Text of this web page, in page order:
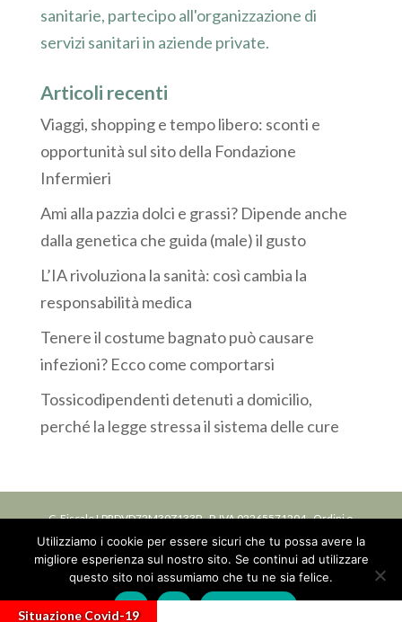
sanitarie, partecipo all'organizzazione di
servizi sanitari in aziende private.
Articoli recenti
Viaggi, shopping e tempo libero: sconti e
opportunità sul sito della Fondazione
Infermieri
Ami alla pazzia dolci e grassi? Dipende anche
dalla genetica che guida (male) il gusto
L’IA rivoluziona la sanità: così cambia la
responsabilità medica
Tenere il costume bagnato può causare
infezioni? Ecco come comportarsi
Tossicodipendenti detenuti a domicilio,
perché la legge stressa il sistema delle cure
C. Fiscale LPRDVD72M30Z133P - P. IVA 02265571204 - Ordini o
Collegi: Iscrizione ordine delle professioni infermieristiche OPI
della Provincia di Bologna, n. 6588 DEL 07/07/1994 -Privacy
Situazione Covid-19
Utilizziamo i cookie per essere sicuri che tu possa avere la
migliore esperienza sul nostro sito. Se continui ad utilizzare
questo sito noi assumiamo che tu ne sia felice.
Ok
No Privacy policy